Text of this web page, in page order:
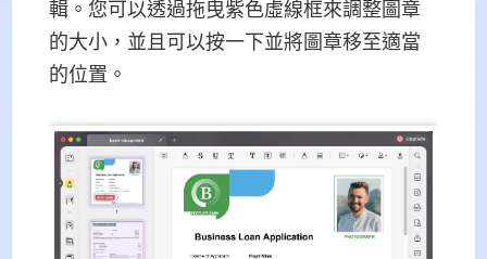
輯。您可以透過拖曳紫色虛線框來調整圖章
的大小，並且可以按一下並將圖章移至適當
的位置。